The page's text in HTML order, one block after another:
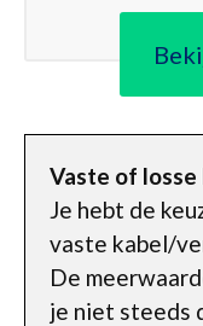
Vaste of losse
Je hebt de
vaste kabel/
De
je niet steeds